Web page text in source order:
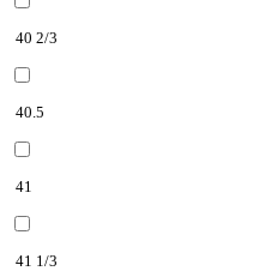
40 2/3
40.5
41
41 1/3